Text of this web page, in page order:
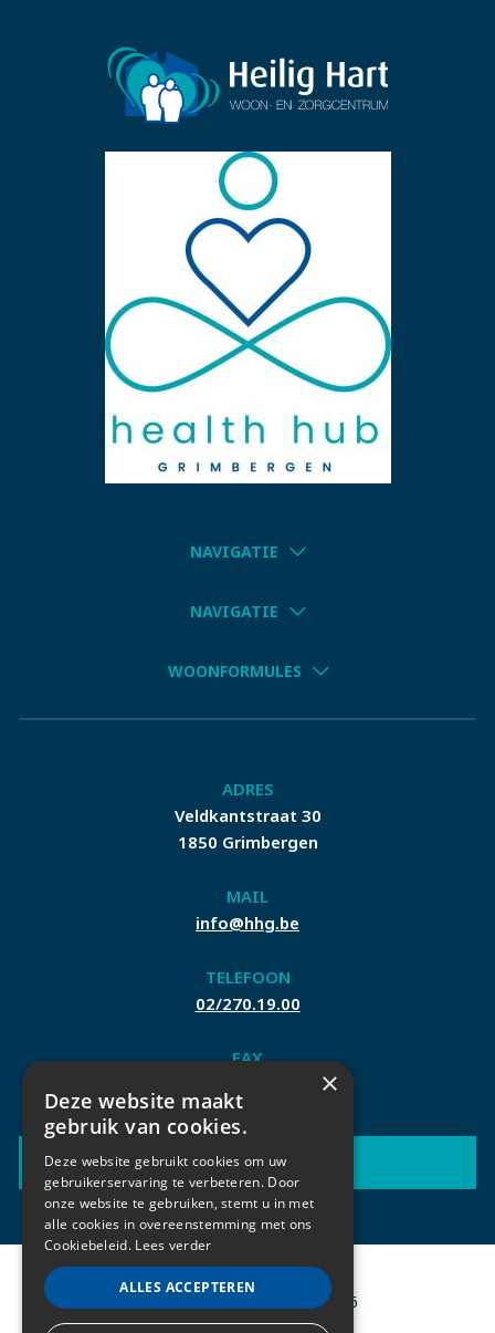
NAVIGATIE
NAVIGATIE
WOONFORMULES
ADRES
Veldkantstraat 30
1850 Grimbergen
MAIL
info@hhg.be
TELEFOON
02/270.19.00
FAX
CONTACTEER ONS
© Heilig Hart Grimbergen 2026
×
Deze website maakt
gebruik van cookies.
Deze website gebruikt cookies om uw
gebruikerservaring te verbeteren. Door
onze website te gebruiken, stemt u in met
alle cookies in overeenstemming met ons
Cookiebeleid. Lees verder
ALLES ACCEPTEREN